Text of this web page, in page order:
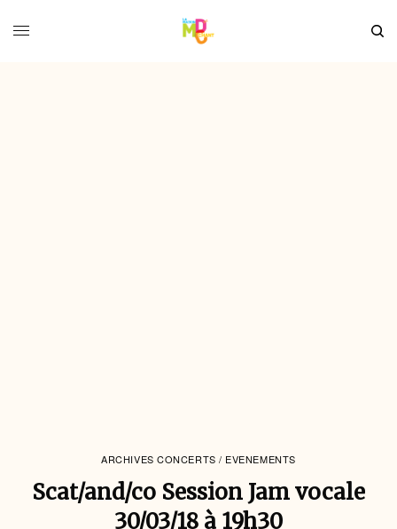
ARCHIVES CONCERTS / EVENEMENTS
Scat/and/co Session Jam vocale
30/03/18 à 19h30